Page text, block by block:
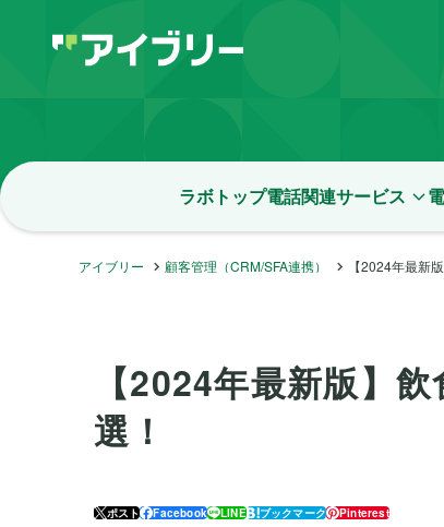
ラボトップ電話関連サービス
アイブリー 顧客管理（CRM/SFA連携） 【2024年最新
【2024年最新版】
選！
ポスト Facebook LINE ブックマーク Pinterest